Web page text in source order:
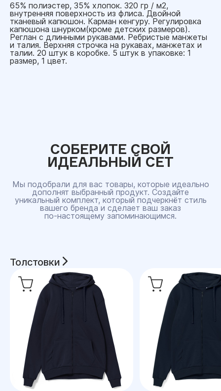
65% полиэстер, 35% хлопок. 320 гр / м2,
внутренняя поверхность из флиса. Двойной
тканевый капюшон. Карман кенгуру. Регулировка
капюшона шнурком(кроме детских размеров).
Реглан с длинными рукавами. Ребристые манжеты
и талия. Верхняя строчка на рукавах, манжетах и
талии. 20 штук в коробке. 5 штук в упаковке: 1
размер, 1 цвет.
СОБЕРИТЕ СВОЙ
ИДЕАЛЬНЫЙ СЕТ
Мы подобрали для вас товары, которые идеально
дополнят выбранный продукт. Создайте
уникальный комплект, который подчеркнёт стиль
вашего бренда и сделает ваш заказ
по‑настоящему запоминающимся.
Толстовки